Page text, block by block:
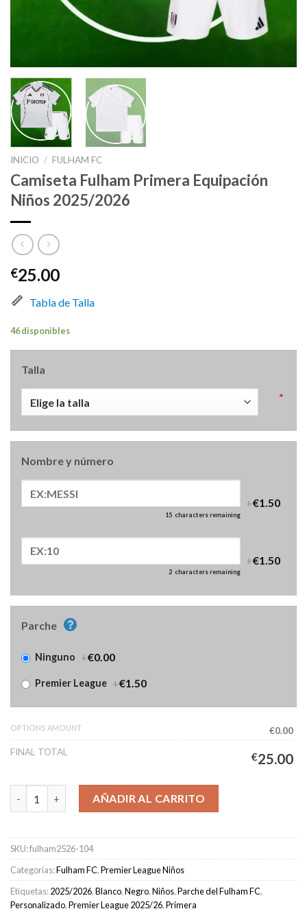
INICIO / FULHAM FC
Camiseta Fulham Primera Equipación
Niños 2025/2026
€25.00
Tabla de Talla
46 disponibles
Talla
*
Nombre y número
15 characters remaining
+€1.50
2 characters remaining
+€1.50
Parche
Ninguno +€0.00
Premier League +€1.50
OPTIONS AMOUNT
€0.00
FINAL TOTAL
€25.00
Camiseta Fulham Primera Equipación Niños 2025/2026 cantidad
AÑADIR AL CARRITO
SKU:fulham2526-104
Categorías:Fulham FC,Premier League Niños
Etiquetas:2025/2026,Blanco,Negro,Niños,Parche del Fulham FC,
Personalizado,Premier League 2025/26,Primera